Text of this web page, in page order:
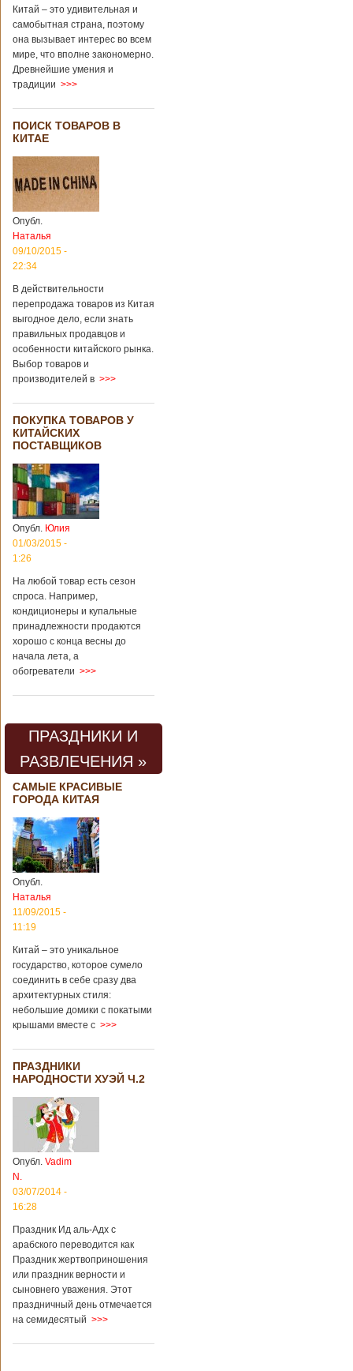
Китай – это удивительная и
самобытная страна, поэтому
она вызывает интерес во всем
мире, что вполне закономерно.
Древнейшие умения и
традиции >>>
ПОИСК ТОВАРОВ В
КИТАЕ
Опубл.
Наталья
09/10/2015 -
22:34
В действительности
перепродажа товаров из Китая
выгодное дело, если знать
правильных продавцов и
особенности китайского рынка.
Выбор товаров и
производителей в >>>
ПОКУПКА ТОВАРОВ У
КИТАЙСКИХ
ПОСТАВЩИКОВ
Опубл. Юлия
01/03/2015 -
1:26
На любой товар есть сезон
спроса. Например,
кондиционеры и купальные
принадлежности продаются
хорошо с конца весны до
начала лета, а
обогреватели >>>
ПРАЗДНИКИ И
РАЗВЛЕЧЕНИЯ »
САМЫЕ КРАСИВЫЕ
ГОРОДА КИТАЯ
Опубл.
Наталья
11/09/2015 -
11:19
Китай – это уникальное
государство, которое сумело
соединить в себе сразу два
архитектурных стиля:
небольшие домики с покатыми
крышами вместе с >>>
ПРАЗДНИКИ
НАРОДНОСТИ ХУЭЙ Ч.2
Опубл. Vadim
N.
03/07/2014 -
16:28
Праздник Ид аль-Адх с
арабского переводится как
Праздник жертвоприношения
или праздник верности и
сыновнего уважения. Этот
праздничный день отмечается
на семидесятый >>>